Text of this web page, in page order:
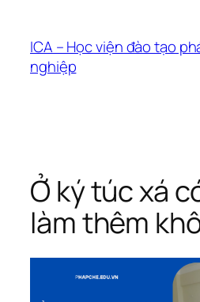
phầnICA – Học viện đào tạo
nghiệp
Ở ký túc xá
làm thêm